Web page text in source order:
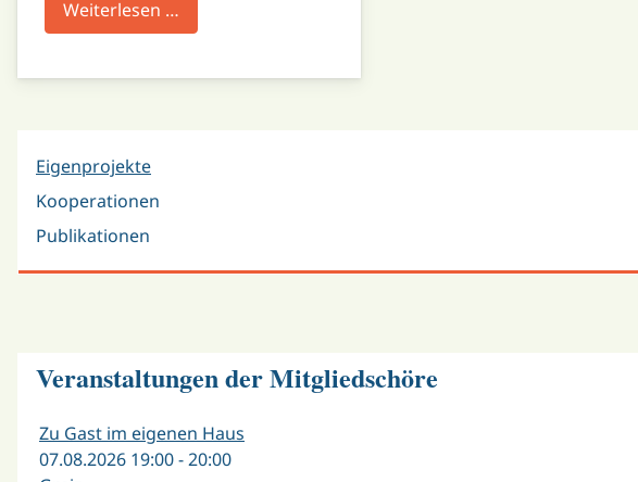
Weiterlesen …
Eigenprojekte
Kooperationen
Publikationen
Veranstaltungen der Mitgliedschöre
Zu Gast im eigenen Haus
07.08.2026 19:00 - 20:00